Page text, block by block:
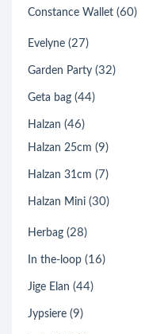
Constance Wallet (60)
Evelyne (27)
Garden Party (32)
Geta bag (44)
Halzan (46)
Halzan 25cm (9)
Halzan 31cm (7)
Halzan Mini (30)
Herbag (28)
In the-loop (16)
Jige Elan (44)
Jypsiere (9)